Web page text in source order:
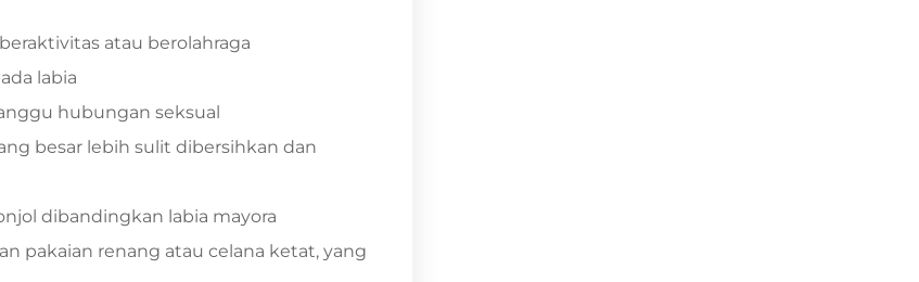
atau berolahraga
labia
hubungan seksual
besar lebih sulit dibersihkan dan
dibandingkan labia mayora
pakaian renang atau celana ketat, yang